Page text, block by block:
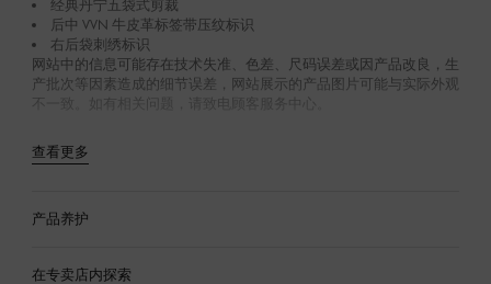
经典丹宁五袋式剪裁
后中 VVN 牛皮革标签带压纹标识
右后袋刺绣标识
网站中的信息可能存在技术失准、色差、尺码误差或因产品改良，生
产批次等因素造成的细节误差，网站展示的产品图片可能与实际外观
不一致。如有相关问题，请致电顾客服务中心。
查看更多
产品养护
在专卖店内探索